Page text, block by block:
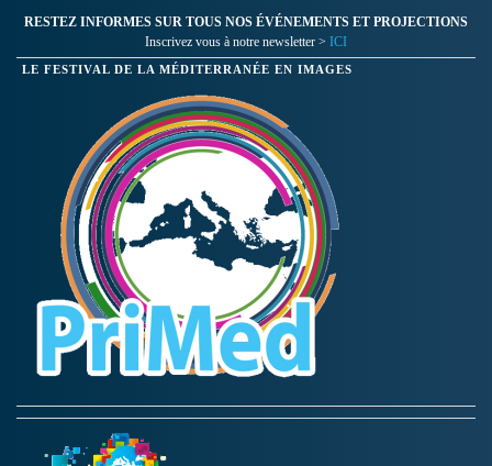
RESTEZ INFORMES SUR TOUS NOS ÉVÉNEMENTS ET PROJECTIONS
Inscrivez vous à notre newsletter > ICI
LE FESTIVAL DE LA MÉDITERRANÉE EN IMAGES